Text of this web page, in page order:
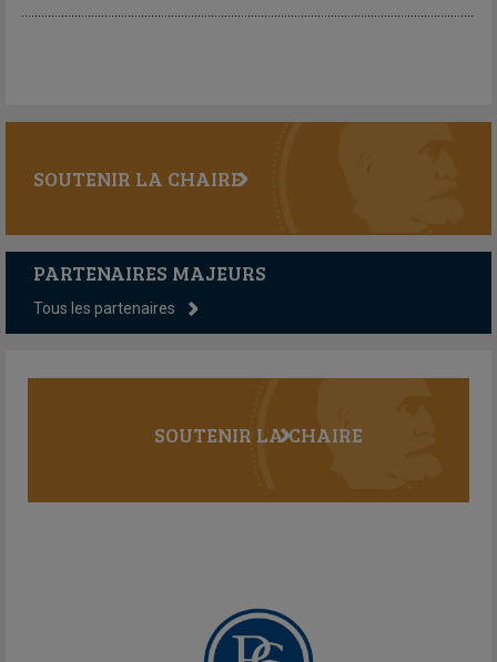
SOUTENIR LA CHAIRE
PARTENAIRES MAJEURS
Tous les partenaires
SOUTENIR LA CHAIRE